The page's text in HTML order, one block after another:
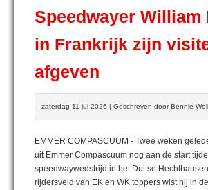
Speedwayer William
in Frankrijk zijn
afgeven
zaterdag 11 jul 2026 | Geschreven door Bennie
EMMER COMPASCUUM - Twee weken
uit Emmer Compascuum nog aan de start
speedwaywedstrijd in het Duitse
rijdersveld van EK en WK toppers wist hij in